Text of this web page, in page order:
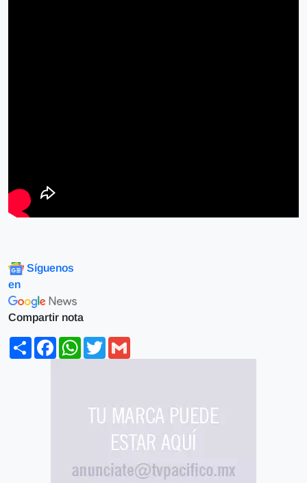
Síguenos
en
Compartir nota
ShareFacebookWhatsApp
Twitter